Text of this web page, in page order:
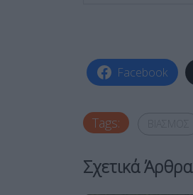
Facebook
Tags:
Σχετικά Άρθρα